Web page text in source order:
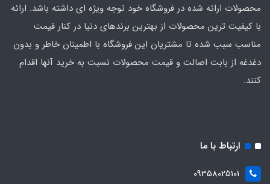
محصولات ارائه شده در فروشگاه خود توجه ویژه ای داشته باشد. ارائه
با کیفیت‌ ترین محصولات از بهترین برندهای دنیا در کنار قیمت
مناسب سبب شده تا مشتریان این فروشگاه با اطمینان خاطر و بدون
دغدغه از بابت اصالت و قیمت محصولات نسبت به خرید آنها اقدام
کنند.
ارتباط با ما
09358025101